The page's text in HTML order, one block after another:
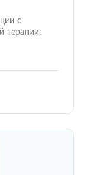
с
терапии: